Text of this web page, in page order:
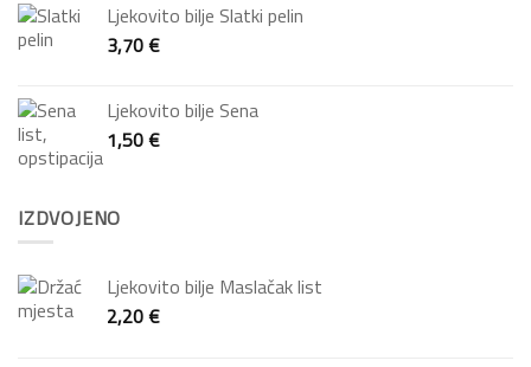
Ljekovito bilje Slatki pelin
3,70€
Ljekovito bilje Sena
1,50€
IZDVOJENO
Ljekovito bilje Maslačak list
2,20€